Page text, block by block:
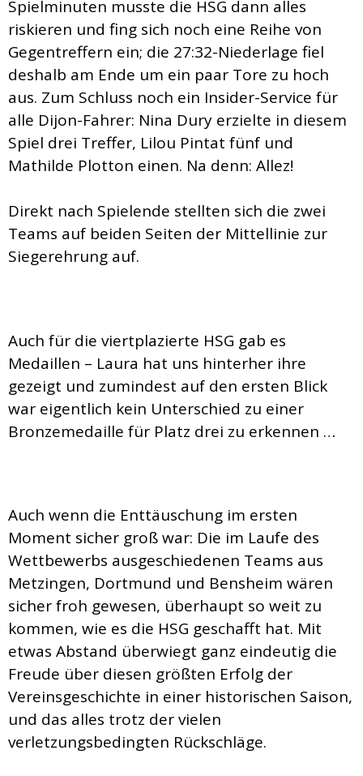
Spielminuten musste die HSG dann alles
riskieren und fing sich noch eine Reihe von
Gegentreffern ein; die 27:32-Niederlage fiel
deshalb am Ende um ein paar Tore zu hoch
aus. Zum Schluss noch ein Insider-Service für
alle Dijon-Fahrer: Nina Dury erzielte in diesem
Spiel drei Treffer, Lilou Pintat fünf und
Mathilde Plotton einen. Na denn: Allez!
Direkt nach Spielende stellten sich die zwei
Teams auf beiden Seiten der Mittellinie zur
Siegerehrung auf.
Auch für die viertplazierte HSG gab es
Medaillen – Laura hat uns hinterher ihre
gezeigt und zumindest auf den ersten Blick
war eigentlich kein Unterschied zu einer
Bronzemedaille für Platz drei zu erkennen …
Auch wenn die Enttäuschung im ersten
Moment sicher groß war: Die im Laufe des
Wettbewerbs ausgeschiedenen Teams aus
Metzingen, Dortmund und Bensheim wären
sicher froh gewesen, überhaupt so weit zu
kommen, wie es die HSG geschafft hat. Mit
etwas Abstand überwiegt ganz eindeutig die
Freude über diesen größten Erfolg der
Vereinsgeschichte in einer historischen Saison,
und das alles trotz der vielen
verletzungsbedingten Rückschläge.